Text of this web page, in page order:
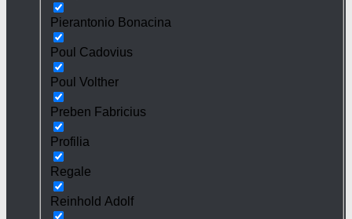
Pierantonio Bonacina
Poul Cadovius
Poul Volther
Preben Fabricius
Profilia
Regale
Reinhold Adolf